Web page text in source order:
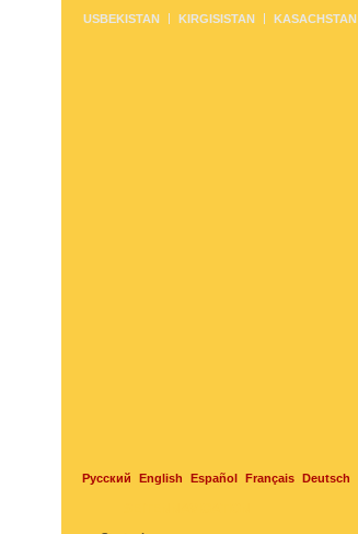
Русский English Español Français Deutsch
USBEKISTAN KIRGISISTAN KASACHSTAN